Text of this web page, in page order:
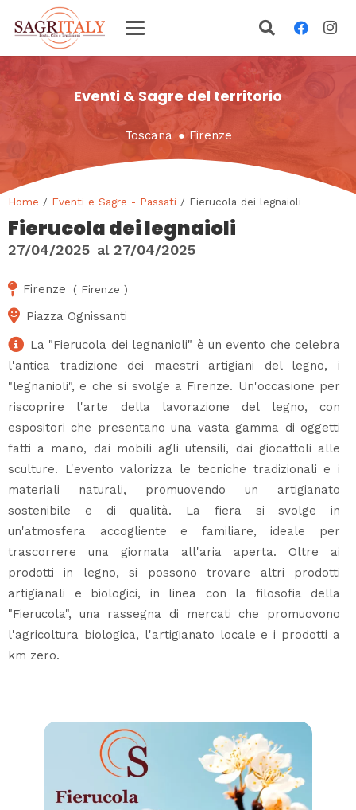
Eventi & Sagre del territorio
Toscana ● Firenze
Home / Eventi e Sagre - Passati / Fierucola dei legnaioli
Fierucola dei legnaioli
27/04/2025 al 27/04/2025
Firenze ( Firenze )
Piazza Ognissanti
La "Fierucola dei legnanioli" è un evento che celebra
l'antica tradizione dei maestri artigiani del legno, i
"legnanioli", e che si svolge a Firenze. Un'occasione per
riscoprire l'arte della lavorazione del legno, con
espositori che presentano una vasta gamma di oggetti
fatti a mano, dai mobili agli utensili, dai giocattoli alle
sculture. L'evento valorizza le tecniche tradizionali e i
materiali naturali, promuovendo un artigianato
sostenibile e di qualità. La fiera si svolge in
un'atmosfera accogliente e familiare, ideale per
trascorrere una giornata all'aria aperta. Oltre ai
prodotti in legno, si possono trovare altri prodotti
artigianali e biologici, in linea con la filosofia della
"Fierucola", una rassegna di mercati che promuovono
l'agricoltura biologica, l'artigianato locale e i prodotti a
km zero.